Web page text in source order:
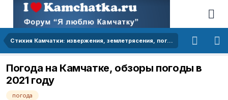
Стихия Камчатки: извержения, землетрясения, погода
Погода на Камчатке, обзоры погоды в
2021 году
погода